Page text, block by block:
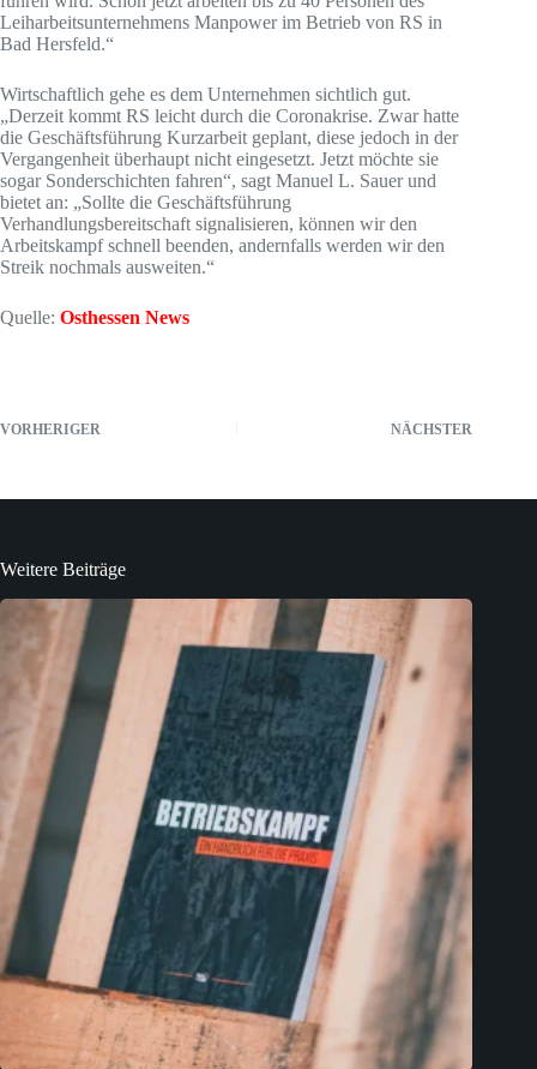
Leiharbeitsunternehmens Manpower im Betrieb von RS in
Bad Hersfeld.“
Wirtschaftlich gehe es dem Unternehmen sichtlich gut.
„Derzeit kommt RS leicht durch die Coronakrise. Zwar hatte
die Geschäftsführung Kurzarbeit geplant, diese jedoch in der
Vergangenheit überhaupt nicht eingesetzt. Jetzt möchte sie
sogar Sonderschichten fahren“, sagt Manuel L. Sauer und
bietet an: „Sollte die Geschäftsführung
Verhandlungsbereitschaft signalisieren, können wir den
Arbeitskampf schnell beenden, andernfalls werden wir den
Streik nochmals ausweiten.“
Quelle: Osthessen News
VORHERIGER NÄCHSTER
Weitere Beiträge